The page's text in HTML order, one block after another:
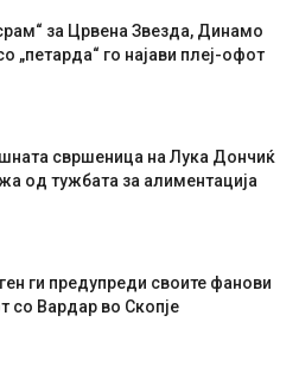
за Црвена Звезда, Динамо
„петарда“ го најави плеј-офот
свршеница на Лука Дончиќ
од тужбата за алиментација
ги предупреди своите фанови
со Вардар во Скопје